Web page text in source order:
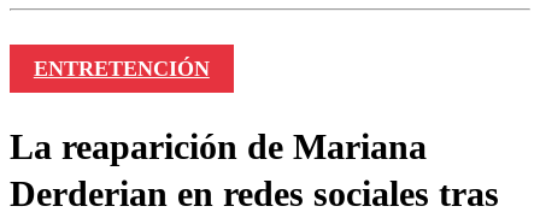
ENTRETENCIÓN
La reaparición de Mariana
Derderian en redes sociales tras